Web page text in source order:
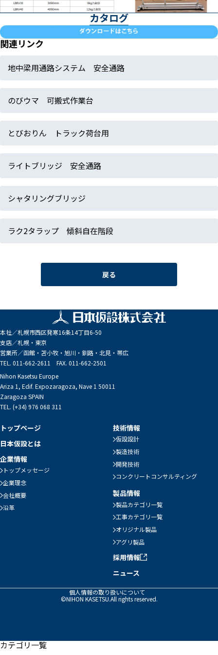
カタログ
関連リンク
地中梁用通路システム 安全通路
のびウマ 可搬式作業台
とびおりん トラック荷台用
ライトブリッジ 安全通路
シャタリングブリッジ
ラク2タラップ 傾斜自在階段
戻る
本社／札幌市西区発寒16条14丁目6-50
支店／札幌・東京
営業所／函館・苫小牧・旭川・釧路・北見・帯広
TEL. 011-662-2611 FAX. 011-662-2501
Nihon Kasetsu Europe
Ariza 1, Edif. Expozaragoza, Nave 1 50011
Zaragoza SPAIN
TEL. (+34) 976 068 311
トップページ
日本仮設とは
企業情報
トップメッセージ
企業理念
会社概要
沿革
技術情報
仮設設計
製造技術
開発技術
コンクリートコンサルティング
製品情報
製品カテゴリ一覧
工事カテゴリ一覧
オリジナル製品
アグリ製品
採用情報
ニュース
個人情報の取り扱いについて
©NIHON KASETSU.All rights reserved.
カテゴリ一覧